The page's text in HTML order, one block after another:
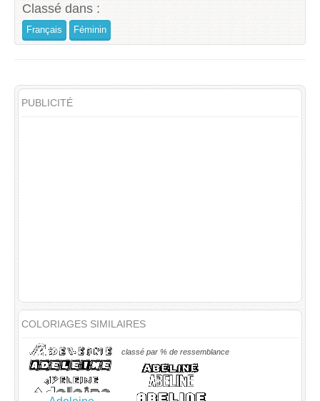
Classé dans :
Français Féminin
PUBLICITÉ
COLORIAGES SIMILAIRES
classé par % de ressemblance